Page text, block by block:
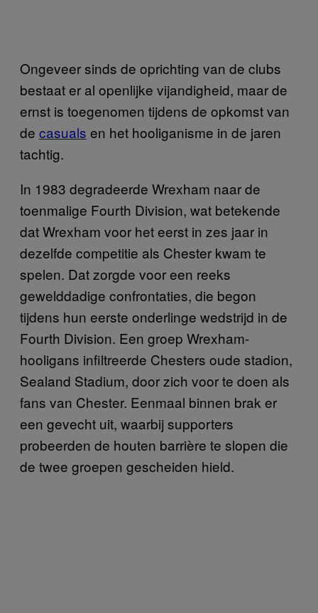
Ongeveer sinds de oprichting van de clubs
bestaat er al openlijke vijandigheid, maar de
ernst is toegenomen tijdens de opkomst van
de casuals en het hooliganisme in de jaren
tachtig.
In 1983 degradeerde Wrexham naar de
toenmalige Fourth Division, wat betekende
dat Wrexham voor het eerst in zes jaar in
dezelfde competitie als Chester kwam te
spelen. Dat zorgde voor een reeks
gewelddadige confrontaties, die begon
tijdens hun eerste onderlinge wedstrijd in de
Fourth Division. Een groep Wrexham-
hooligans infiltreerde Chesters oude stadion,
Sealand Stadium, door zich voor te doen als
fans van Chester. Eenmaal binnen brak er
een gevecht uit, waarbij supporters
probeerden de houten barrière te slopen die
de twee groepen gescheiden hield.